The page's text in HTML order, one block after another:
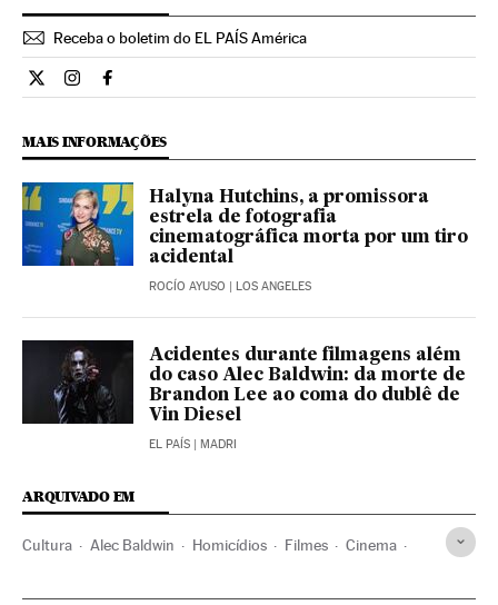
Receba o boletim do EL PAÍS América
Cultura El País Brasil en Twitter
Cultura El País Brasil en Instagram
Cultura El País Brasil en Facebook
MAIS INFORMAÇÕES
Halyna Hutchins, a promissora
estrela de fotografia
cinematográfica morta por um tiro
acidental
ROCÍO AYUSO | LOS ANGELES
Acidentes durante filmagens além
do caso Alec Baldwin: da morte de
Brandon Lee ao coma do dublê de
Vin Diesel
EL PAÍS | MADRI
ARQUIVADO EM
Cultura Alec Baldwin Homicídios Filmes Cinema